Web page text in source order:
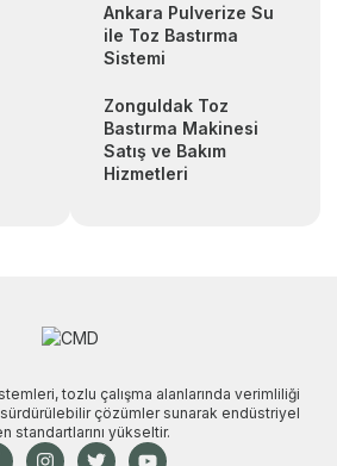
Ankara Pulverize Su
ile Toz Bastırma
Sistemi
Zonguldak Toz
Bastırma Makinesi
Satış ve Bakım
Hizmetleri
tozlu çalışma alanlarında verimliliği
çözümler sunarak endüstriyel
standartlarını yükseltir.